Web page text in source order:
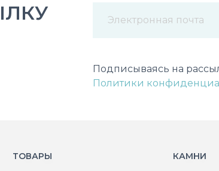
Подписываясь на
Политики
ТОВАРЫ
КАМНИ